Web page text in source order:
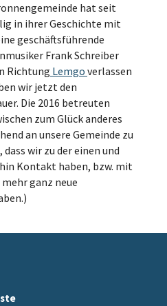
hat seit
in ihrer Geschichte mit
geschäftsführende
Frank Schreiber
Richtung Lemgo verlassen
wir jetzt den
Die 2016 betreuten
zum Glück anderes
an unsere Gemeinde zu
wir zu der einen und
Kontakt haben, bzw. mit
ganz neue